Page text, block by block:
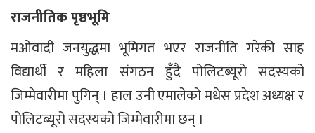
राजनीतिक पृष्ठभूमि
मओवादी जनयुद्धमा भूमिगत भएर राजनीति गरेकी साह
विद्यार्थी र महिला संगठन हुँदै पोलिटब्यूरो सदस्यको
जिम्मेवारीमा पुगिन् । हाल उनी एमालेको मधेस प्रदेश अध्यक्ष र
पोलिटब्यूरो सदस्यको जिम्मेवारीमा छन् ।